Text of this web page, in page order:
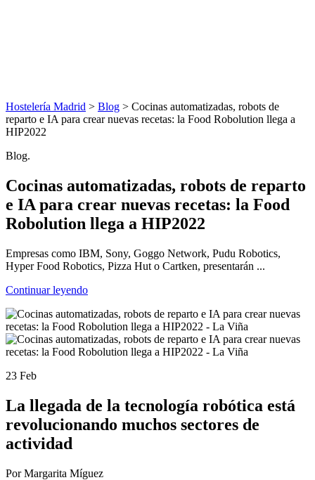
Hostelería Madrid > Blog > Cocinas automatizadas, robots de
reparto e IA para crear nuevas recetas: la Food Robolution llega a
HIP2022
Blog.
Cocinas automatizadas, robots de reparto
e IA para crear nuevas recetas: la Food
Robolution llega a HIP2022
Empresas como IBM, Sony, Goggo Network, Pudu Robotics,
Hyper Food Robotics, Pizza Hut o Cartken, presentarán ...
Continuar leyendo
23 Feb
La llegada de la tecnología robótica está
revolucionando muchos sectores de
actividad
Por Margarita Míguez